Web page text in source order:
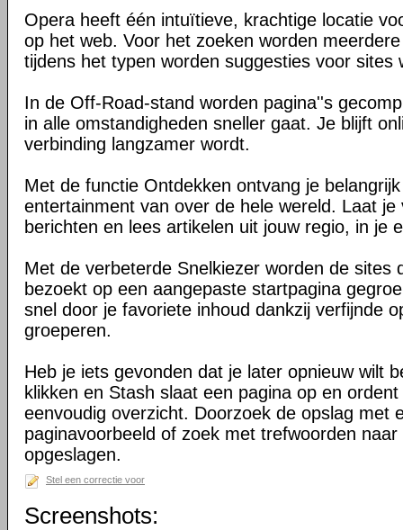
Opera heeft één intuïtieve, krachtige locatie
op het web. Voor het zoeken worden
tijdens het typen worden suggesties voor sites
In de Off-Road-stand worden pagina''s
in alle omstandigheden sneller gaat. Je blijft
verbinding langzamer wordt.
Met de functie Ontdekken ontvang je
entertainment van over de hele wereld. Laat je
berichten en lees artikelen uit jouw regio, in je
Met de verbeterde Snelkiezer worden de sites
bezoekt op een aangepaste startpagina
snel door je favoriete inhoud dankzij verfijnde
groeperen.
Heb je iets gevonden dat je later opnieuw wilt
klikken en Stash slaat een pagina op en ordent
eenvoudig overzicht. Doorzoek de opslag met
paginavoorbeeld of zoek met trefwoorden
opgeslagen.
Stel een correctie voor
Screenshots: